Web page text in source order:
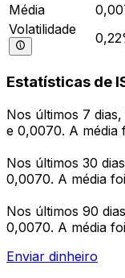
Média
Volatilidade
Estatísticas de
Nos últimos 7
e 0,0070. A média
Nos últimos 30
0,0070. A média
Nos últimos 90
0,0070. A média
Enviar dinheiro